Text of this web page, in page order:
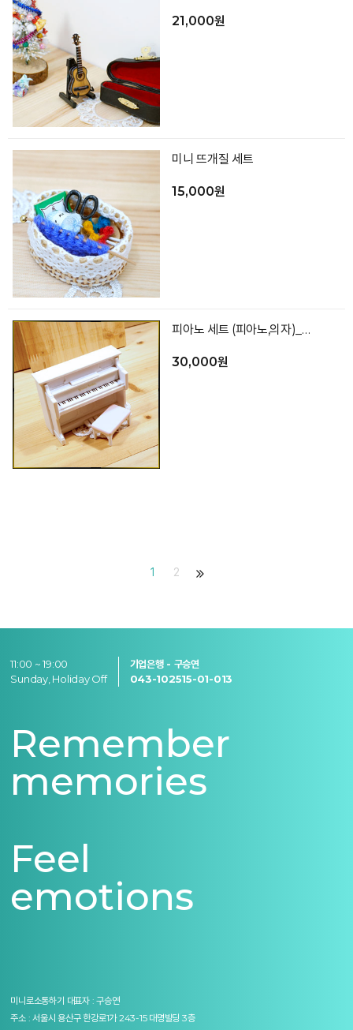
21,000원
미니 뜨개질 세트
15,000원
피아노 세트 (피아노,의자)_색상랜덤
30,000원
1 2
11:00 ~ 19:00
Sunday, Holiday Off
기업은행 - 구승연
043-102515-01-013
Remember
memories
Feel
emotions
미니로소통하기 대표자 : 구승연
주소 : 서울시 용산구 한강로1가 243-15 대명빌딩 3층